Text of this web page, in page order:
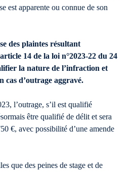
est apparente ou connue de son
des plaintes résultant
14 de la loi n°2023-22 du 24
la nature de l’infraction et
cas d’outrage aggravé.
l’outrage, s’il est qualifié
être qualifié de délit et sera
€, avec possibilité d’une amende
que des peines de stage et de